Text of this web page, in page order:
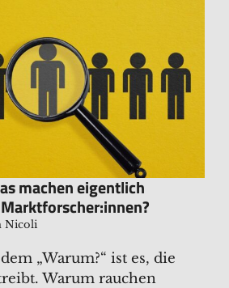
machen eigentlich
Nicoli
„Warum?“ ist es, die
Warum rauchen